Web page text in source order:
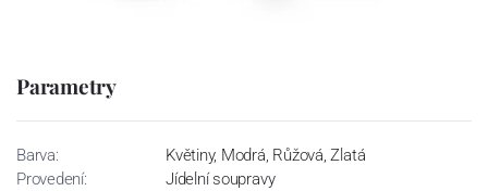
Parametry
Barva:
Květiny, Modrá, Růžová, Zlatá
Provedení:
Jídelní soupravy